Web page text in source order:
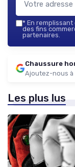
* En remplissant
des fins
partenaires.
Chaussure
Ajoutez-nous à
Les plus lus